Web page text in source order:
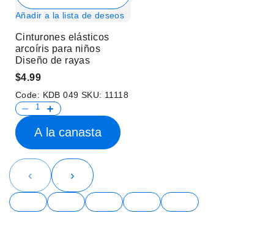
Añadir a la lista de deseos
Cinturones elásticos
arcoíris para niños
Diseño de rayas
$4.99
Code: KDB 049 SKU: 11118
A la canasta
‹ ›